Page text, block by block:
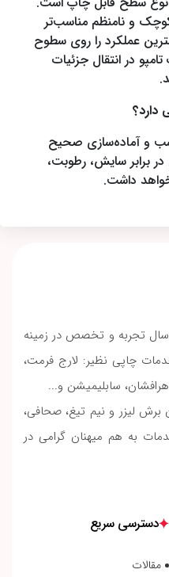
و نامنظم مناسب‌تر
عملکرد را روی سطوح
در انتقال جزئیات
و آماده‌سازی صحیح
برابر سایش، رطوبت،
داشت.
آی آر چاپ با بیش از 15 سال تجربه و تخصص در زمینه
چاپی نظیر: لارج فرمت،
سابلیمیشن و...
لیزر و نیم تیغ، صحافی،
به هم میهنان گرامی در
دسترسی سریع
مقالات